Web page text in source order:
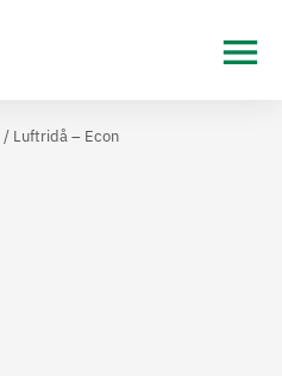
/ Luftridå – Econ